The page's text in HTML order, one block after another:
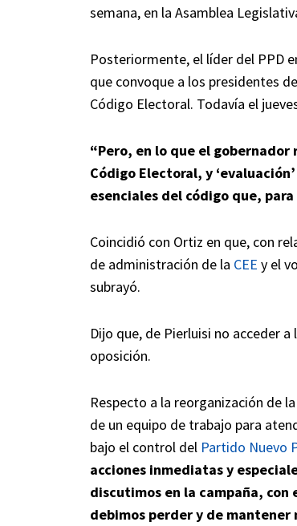
semana, en la Asamblea
Posteriormente, el líder del PPD
que convoque a los presidentes
Código Electoral. Todavía el
“Pero, en lo que el
Código Electoral, y
esenciales del código que,
Coincidió con Ortiz en que, con
de administración de la CEE y el
subrayó.
Dijo que, de Pierluisi no acceder
oposición.
Respecto a la reorganización de
de un equipo de trabajo para
bajo el control del Partido Nuevo
acciones inmediatas y
discutimos en la campaña,
debimos perder y de mantener